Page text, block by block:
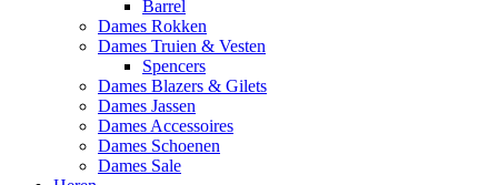
Barrel
Dames Rokken
Dames Truien & Vesten
Spencers
Dames Blazers & Gilets
Dames Jassen
Dames Accessoires
Dames Schoenen
Dames Sale